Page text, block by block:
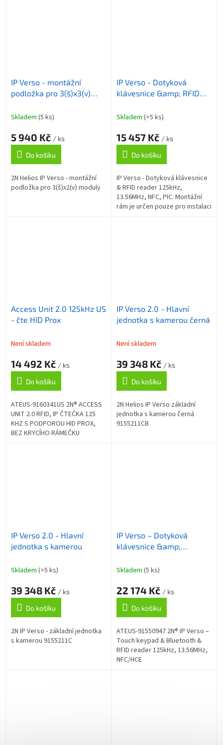
IP Verso - montážní
podložka pro 3(š)x3(v)
Skladem (5 ks)
5 940 Kč / ks
Do košíku
2N Helios IP Verso - montážní
podložka pro 3(š)x2(v) moduly
IP Verso - Dotyková
klávesnice &amp; RFID
NFC, PIC
Skladem (>5 ks)
15 457 Kč / ks
Do košíku
IP Verso - Dotyková klávesnice
& RFID reader 125kHz,
13.56MHz, NFC, PIC. Montážní
rám je určen pouze pro instalaci
Access Unit 2.0 125kHz US
- čte HID Prox
Není skladem
14 492 Kč / ks
Do košíku
ATEUS-9160341US 2N® ACCESS
UNIT 2.0 RFID, IP ČTEČKA 125
KHZ S PODPOROU HID PROX,
BEZ KRYCÍHO RÁMEČKU
IP Verso 2.0 - Hlavní
jednotka s kamerou černá
Není skladem
39 348 Kč / ks
Do košíku
2N Helios IP Verso základní
jednotka s kamerou černá
9155211CB
IP Verso 2.0 - Hlavní
jednotka s kamerou
Skladem (>5 ks)
39 348 Kč / ks
Do košíku
2N IP Verso - základní jednotka
s kamerou 9155211C
IP Verso – Dotyková
klávesnice &amp;
reader 125kHz, 13.56MHz,
Skladem (5 ks)
22 174 Kč / ks
Do košíku
ATEUS-91550947 2N® IP Verso –
Touch keypad & Bluetooth &
RFID reader 125kHz, 13.56MHz,
NFC/HCE